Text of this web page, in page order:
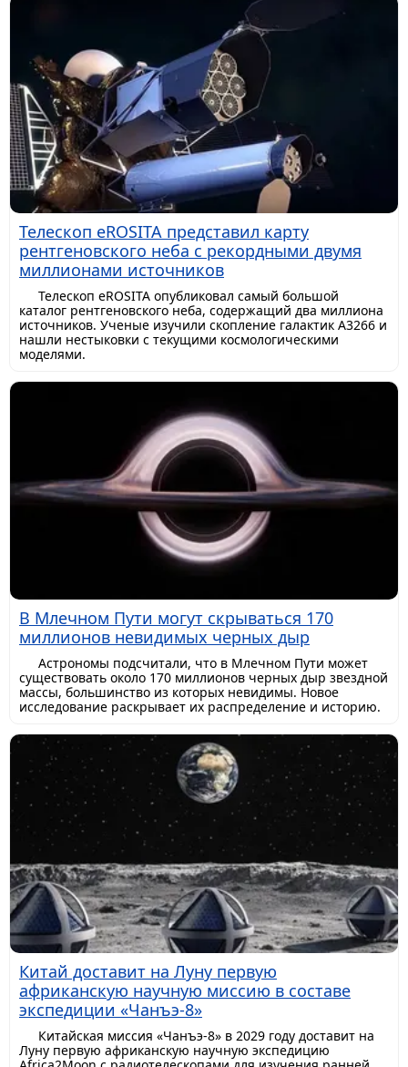
Телескоп eROSITA представил карту
рентгеновского неба с рекордными двумя
миллионами источников
Телескоп eROSITA опубликовал самый большой
каталог рентгеновского неба, содержащий два миллиона
источников. Ученые изучили скопление галактик A3266 и
нашли нестыковки с текущими космологическими
моделями.
В Млечном Пути могут скрываться 170
миллионов невидимых черных дыр
Астрономы подсчитали, что в Млечном Пути может
существовать около 170 миллионов черных дыр звездной
массы, большинство из которых невидимы. Новое
исследование раскрывает их распределение и историю.
Китай доставит на Луну первую
африканскую научную миссию в составе
экспедиции «Чанъэ-8»
Китайская миссия «Чанъэ-8» в 2029 году доставит на
Луну первую африканскую научную экспедицию